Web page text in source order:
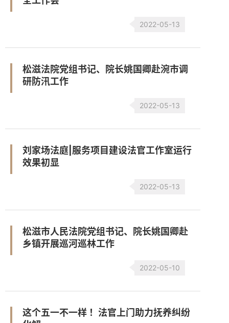
2022-05-13
松滋法院党组书记、院长姚国卿赴涴市调
研防汛工作
2022-05-13
刘家场法庭|服务项目建设法官工作室运行
效果初显
2022-05-13
松滋市人民法院党组书记、院长姚国卿赴
乡镇开展巡河巡林工作
2022-05-10
这个五一不一样 ！法官上门助力抚养纠纷